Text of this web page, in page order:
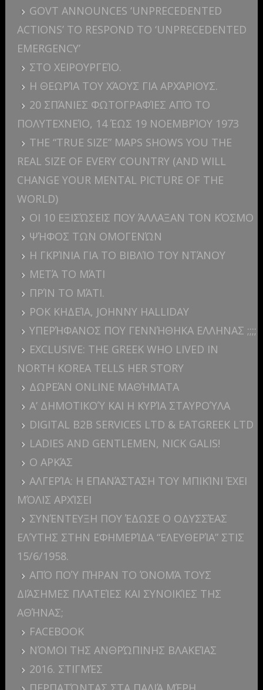
GOVT ANNOUNCES ‘UNPRECEDENTED
ACTIONS’ TO RESPOND TO ‘UNPRECEDENTED
EMERGENCY’
ΣΤΟ ΧΕΙΡΟΥΡΓΕΊΟ.
Η ΘΕΩΡΊΑ ΤΟΥ ΧΆΟΥΣ ΓΙΑ ΑΡΧΆΡΙΟΥΣ.
20 ΣΠΆΝΙΕΣ ΦΩΤΟΓΡΑΦΊΕΣ ΑΠΌ ΤΟ
ΠΟΛΥΤΕΧΝΕΊΟ, 14 ΈΩΣ 19 ΝΟΕΜΒΡΊΟΥ 1973
THE “TRUE SIZE” MAPS SHOWS YOU THE
REAL SIZE OF EVERY COUNTRY (AND WILL
CHANGE YOUR MENTAL PICTURE OF THE
WORLD)
ΟΙ 10 ΕΞΙΣΏΣΕΙΣ ΠΟΥ ΆΛΛΑΞΑΝ ΤΟΝ ΚΌΣΜΟ
ΨΉΦΟΣ ΤΩΝ ΟΜΟΓΕΝΏΝ
Η ΓΚΡΊΝΙΑ ΓΙΑ ΤΟ ΒΙΒΛΊΟ ΤΟΥ ΝΤΆΝΟΥ
ΜΕΤΆ ΤΟ ΜΆΤΙ
ΠΡΊΝ ΤΟ ΜΆΤΙ.
ΡΟΚ ΚΗΔΕΊΑ, JOHNNY HALLIDAY
ΥΠΕΡΉΦΑΝΟΣ ΠΟΥ ΓΕΝΝΉΘΗΚΑ ΕΛΛΗΝΑΣ ;;;;
EXCLUSIVE: THE GREEK WHO LIVED IN
NORTH KOREA TELLS HER STORY
ΔΩΡΕΆΝ ONLINE ΜΑΘΉΜΑΤΑ
Α’ ΔΗΜΟΤΙΚΟΎ ΚΑΙ Η ΚΥΡΊΑ ΣΤΑΥΡΟΎΛΑ
DIGITAL B2B SERVICES LTD & EATGREEK LTD
LADIES AND GENTLEMEN, NICK GALIS!
Ο ΑΡΚΆΣ
ΑΛΓΕΡΊΑ: H ΕΠΑΝΆΣΤΑΣΗ ΤΟΥ ΜΠΙΚΊΝΙ ΈΧΕΙ
ΜΌΛΙΣ ΑΡΧΊΣΕΙ
ΣΥΝΈΝΤΕΥΞΗ ΠΟΥ ΈΔΩΣΕ Ο ΟΔΥΣΣΈΑΣ
ΕΛΎΤΗΣ ΣΤΗΝ ΕΦΗΜΕΡΊΔΑ “ΕΛΕΥΘΕΡΊΑ” ΣΤΙΣ
15/6/1958.
ΑΠΌ ΠΟΎ ΠΉΡΑΝ ΤΟ ΌΝΟΜΆ ΤΟΥΣ
ΔΙΆΣΗΜΕΣ ΠΛΑΤΕΊΕΣ ΚΑΙ ΣΥΝΟΙΚΊΕΣ ΤΗΣ
ΑΘΉΝΑΣ;
FACEBOOK
ΝΌΜΟΙ ΤΗΣ ΑΝΘΡΏΠΙΝΗΣ ΒΛΑΚΕΊΑΣ
2016. ΣΤΙΓΜΈΣ